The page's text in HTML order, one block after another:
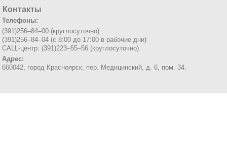
Контакты
Телефоны:
(391)256–84–00 (круглосуточно)
(391)256–84–04 (с 8:00 до 17:00 в рабочие дни)
CALL-центр: (391)223–55–56 (круглосуточно)
Адрес:
660042, город Красноярск, пер. Медицинский, д. 6, пом. 34.